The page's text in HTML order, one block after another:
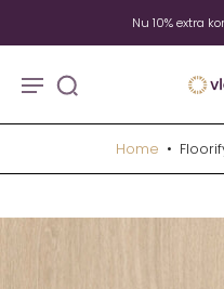
Nu 10% extra
Home •